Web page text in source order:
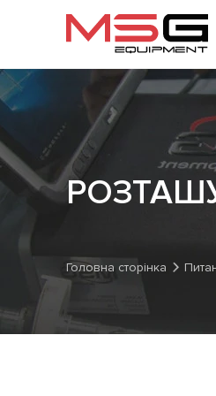
Головна сторінка